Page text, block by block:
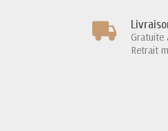
Retrait